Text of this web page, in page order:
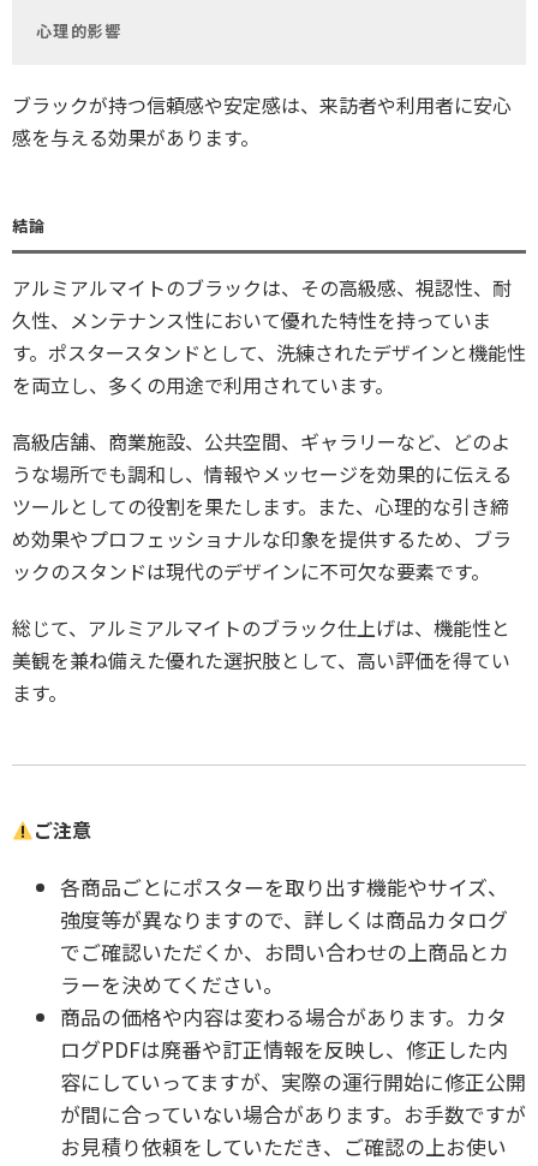
心理的影響
ブラックが持つ信頼感や安定感は、来訪者や利用者に安心
感を与える効果があります。
結論
アルミアルマイトのブラックは、その高級感、視認性、耐
久性、メンテナンス性において優れた特性を持っていま
す。ポスタースタンドとして、洗練されたデザインと機能性
を両立し、多くの用途で利用されています。
高級店舗、商業施設、公共空間、ギャラリーなど、どのよ
うな場所でも調和し、情報やメッセージを効果的に伝える
ツールとしての役割を果たします。また、心理的な引き締
め効果やプロフェッショナルな印象を提供するため、ブラ
ックのスタンドは現代のデザインに不可欠な要素です。
総じて、アルミアルマイトのブラック仕上げは、機能性と
美観を兼ね備えた優れた選択肢として、高い評価を得てい
ます。
ご注意
各商品ごとにポスターを取り出す機能やサイズ、
強度等が異なりますので、詳しくは商品カタログ
でご確認いただくか、お問い合わせの上商品とカ
ラーを決めてください。
商品の価格や内容は変わる場合があります。カタ
ログPDFは廃番や訂正情報を反映し、修正した内
容にしていってますが、実際の運行開始に修正公開
が間に合っていない場合があります。お手数ですが
お見積り依頼をしていただき、ご確認の上お使い